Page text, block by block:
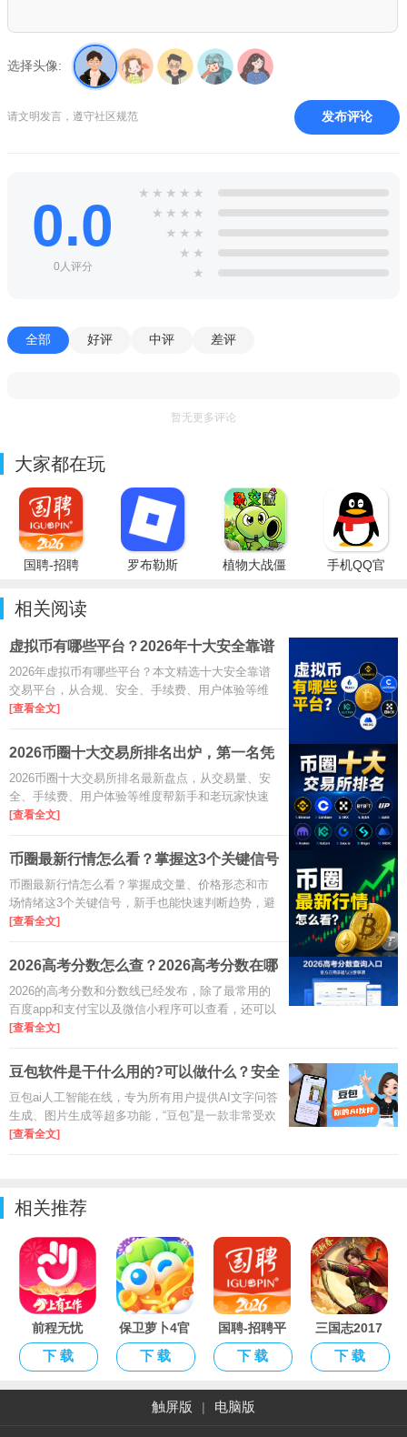
选择头像:
请文明发言，遵守社区规范 发布评论
0.0
0人评分
★ ★ ★ ★ ★
★ ★ ★ ★
★ ★ ★
★ ★
★
全部 好评 中评 差评
暂无更多评论
大家都在玩
国聘-招聘
罗布勒斯
植物大战僵
手机QQ官
相关阅读
虚拟币有哪些平台？2026年十大安全靠谱
交易
2026年虚拟币有哪些平台？本文精选十大安全靠谱
交易平台，从合规、安全、手续费、用户体验等维
度对比，帮你快速找到适合自己的数字货币交易
所，新手老手都参考。
[查看全文]
2026币圈十大交易所排名出炉，第一名凭
啥是
2026币圈十大交易所排名最新盘点，从交易量、安
全、手续费、用户体验等维度帮新手和老玩家快速
选对平台，规避常见风险。
[查看全文]
币圈最新行情怎么看？掌握这3个关键信号
就够
币圈最新行情怎么看？掌握成交量、价格形态和市
场情绪这3个关键信号，新手也能快速判断趋势，避
开追高杀跌，提升看盘决策效率。
[查看全文]
2026高考分数怎么查？2026高考分数在哪
看？
2026的高考分数和分数线已经发布，除了最常用的
百度app和支付宝以及微信小程序可以查看，还可以
在各大省份地区的官方考试院或者是政务生活服务
平台进行搜索查看。
[查看全文]
豆包软件是干什么用的?可以做什么？安全
吗？
豆包ai人工智能在线，专为所有用户提供AI文字问答
生成、图片生成等超多功能，“豆包”是一款非常受欢
迎的国民级AI助手，由字节跳动公司基于其自研
的“豆包大模型”打造，在中国AI产品中用户规模断层
[查看全文]
相关推荐
前程无忧
51Job官方手
机版APP
下 载
保卫萝卜4官
方入口
下 载
国聘-招聘平
台
下 载
三国志2017
正版手游
下 载
触屏版 | 电脑版